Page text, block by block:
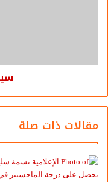
الوسوم اتصل بنا
مؤسسة الضحى
مقالات ذات صلة